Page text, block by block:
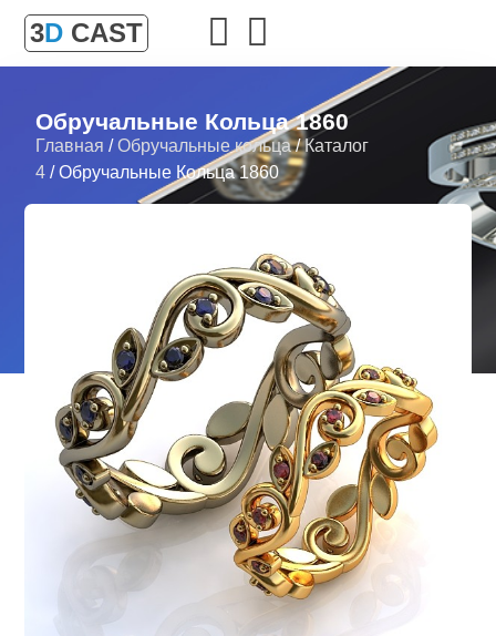
3D CAST
Обручальные Кольца 1860
Главная /Обручальные кольца/Каталог
4 / Обручальные Кольца 1860